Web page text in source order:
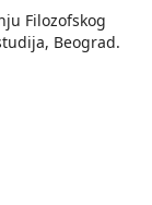
Filozofskog
Beograd.